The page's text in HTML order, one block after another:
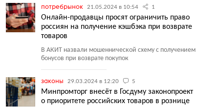
потребрынок 21.05.2024 в 10:54 1
Онлайн-продавцы просят ограничить право
россиян на получение кэшбэка при возврате
товаров
В АКИТ назвали мошеннической схему с получением
бонусов при возврате покупок
законы 29.03.2024 в 12:20 5
Минпромторг внесёт в Госдуму законопроект
о приоритете российских товаров в рознице